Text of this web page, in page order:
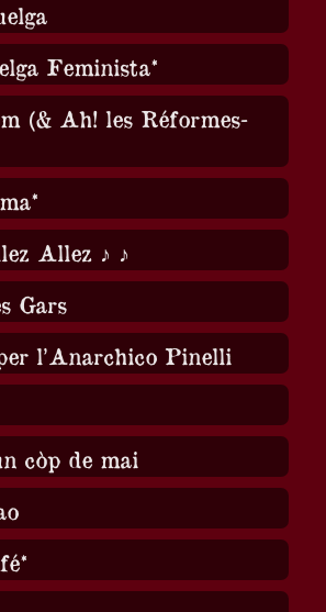
Feminista*
(& Ah! les Réformes-
Allez ♪ ♪
Gars
l’Anarchico Pinelli
còp de mai